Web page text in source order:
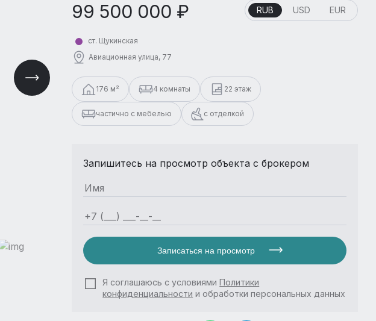
99 500 000 ₽ RUB USD EUR
ст. Щукинская
Авиационная улица, 77
176 м² 4 комнаты 22 этаж
частично с мебелью с отделкой
Запишитесь на просмотр объекта с брокером
Записаться на просмотр
Я соглашаюсь с условиямиПолитики
конфиденциальности и обработки персональных данных